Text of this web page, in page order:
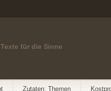
Texte für die Sinne
Zutaten: Themen